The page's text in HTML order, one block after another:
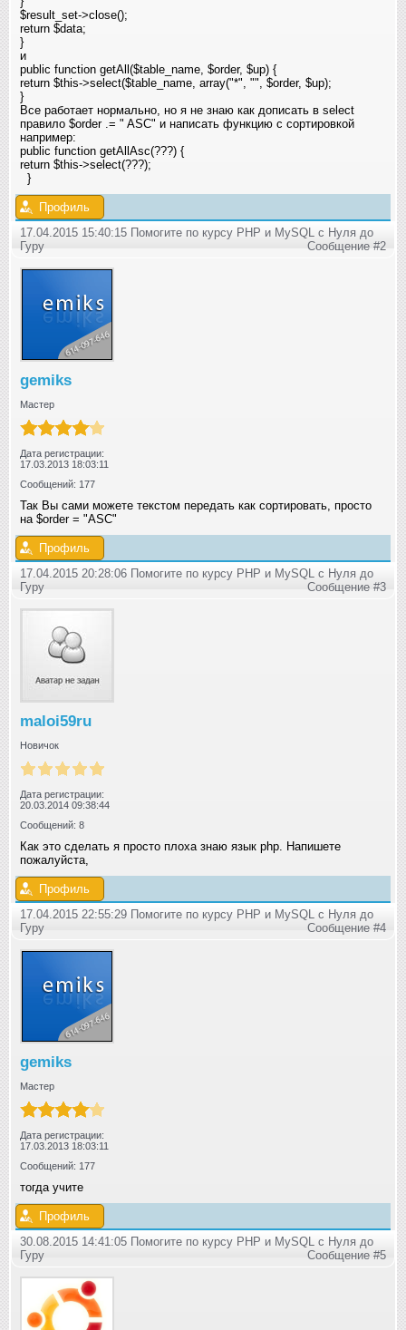
$result_set->close();
return $data;
}
и
public function getAll($table_name, $order, $up) {
return $this->select($table_name, array("*", "", $order, $up);
}
Все работает нормально, но я не знаю как дописать в select
правило $order .= " ASC" и написать функцию с сортировкой
например:
public function getAllAsc(???) {
return $this->select(???);
}
Профиль
17.04.2015 15:40:15 Помогите по курсу PHP и MySQL с Нуля до
Гуру
Сообщение #2
gemiks
Мастер
Дата регистрации:
17.03.2013 18:03:11
Сообщений: 177
Так Вы сами можете текстом передать как сортировать, просто
на $order = "ASC"
Профиль
17.04.2015 20:28:06 Помогите по курсу PHP и MySQL с Нуля до
Гуру
Сообщение #3
maloi59ru
Новичок
Дата регистрации:
20.03.2014 09:38:44
Сообщений: 8
Как это сделать я просто плоха знаю язык php. Напишете
пожалуйста,
Профиль
17.04.2015 22:55:29 Помогите по курсу PHP и MySQL с Нуля до
Гуру
Сообщение #4
gemiks
Мастер
Дата регистрации:
17.03.2013 18:03:11
Сообщений: 177
тогда учите
Профиль
30.08.2015 14:41:05 Помогите по курсу PHP и MySQL с Нуля до
Гуру
Сообщение #5